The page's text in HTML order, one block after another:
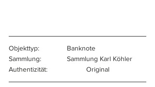
Objekttyp:		Banknote
Sammlung:		Sammlung Karl Köhler
Authentizität:		Original